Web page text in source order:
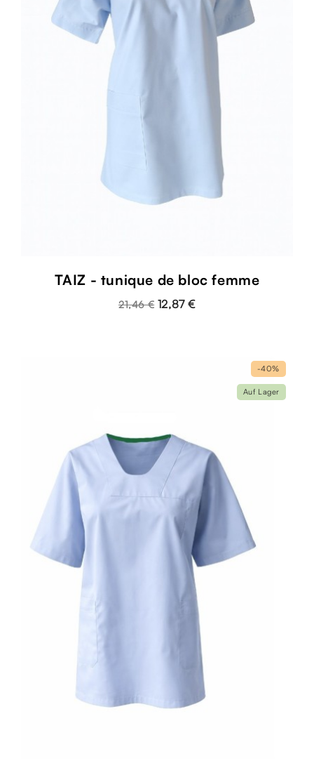
TAIZ - tunique de bloc femme
21,46 € 12,87 €
-40%
Auf Lager